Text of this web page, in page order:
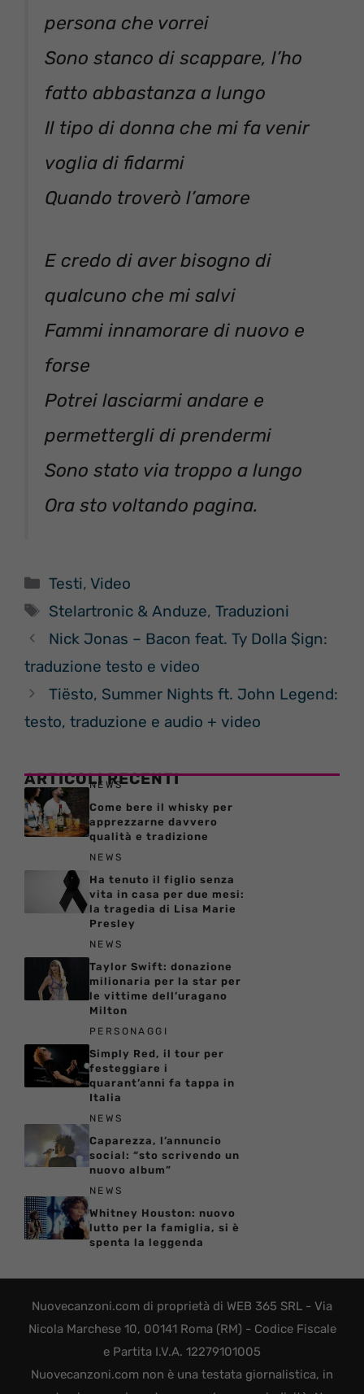
persona che vorrei
Sono stanco di scappare, l’ho
fatto abbastanza a lungo
Il tipo di donna che mi fa venir
voglia di fidarmi
Quando troverò l’amore
E credo di aver bisogno di
qualcuno che mi salvi
Fammi innamorare di nuovo e
forse
Potrei lasciarmi andare e
permettergli di prendermi
Sono stato via troppo a lungo
Ora sto voltando pagina.
Categorie
Testi,Video
Tag
Stelartronic & Anduze,Traduzioni
Nick Jonas – Bacon feat. Ty Dolla $ign:
traduzione testo e video
Tiësto, Summer Nights ft. John Legend:
testo, traduzione e audio + video
ARTICOLI RECENTI
NEWS
Come bere il whisky per
apprezzarne davvero
qualità e tradizione
NEWS
Ha tenuto il figlio senza
vita in casa per due mesi:
la tragedia di Lisa Marie
Presley
NEWS
Taylor Swift: donazione
milionaria per la star per
le vittime dell’uragano
Milton
PERSONAGGI
Simply Red, il tour per
festeggiare i
quarant’anni fa tappa in
Italia
NEWS
Caparezza, l’annuncio
social: “sto scrivendo un
nuovo album”
NEWS
Whitney Houston: nuovo
lutto per la famiglia, si è
spenta la leggenda
Nuovecanzoni.com di proprietà di WEB 365 SRL - Via
Nicola Marchese 10, 00141 Roma (RM) - Codice Fiscale
e Partita I.V.A. 12279101005
Nuovecanzoni.com non è una testata giornalistica, in